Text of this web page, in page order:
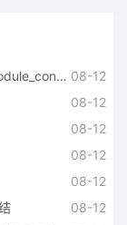
迅睿CMS钩子开发实战：模块内容发布之前module_content_before中如何获取当前发布数据对应的模块 08-12
08-12
08-12
08-12
08-12
08-12